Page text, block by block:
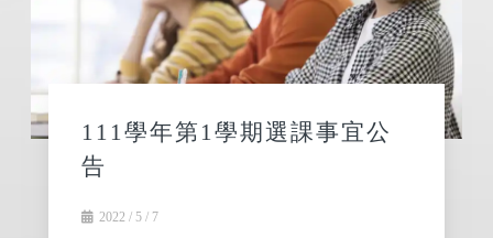
111學年第1學期選課事宜公
告
2022 / 5 / 7